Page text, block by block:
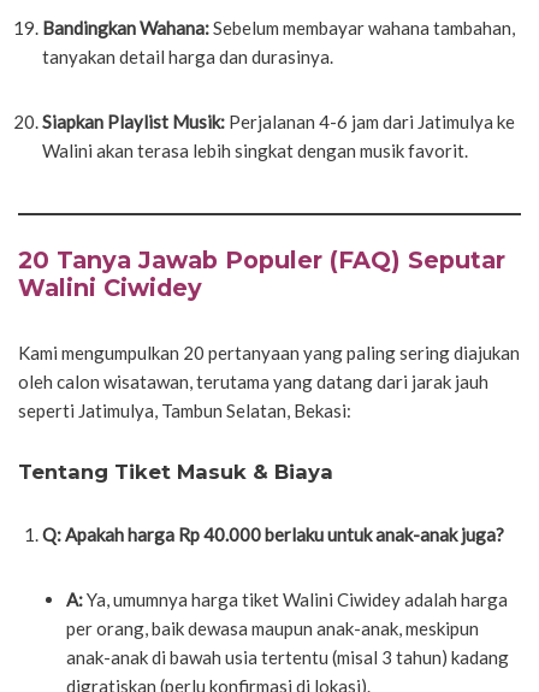
Bandingkan Wahana:Sebelum membayar wahana tambahan,
tanyakan detail harga dan durasinya.
Siapkan Playlist Musik: Perjalanan 4-6 jam dari Jatimulya ke
Walini akan terasa lebih singkat dengan musik favorit.
20 Tanya Jawab Populer (FAQ) Seputar
Walini Ciwidey
Kami mengumpulkan 20 pertanyaan yang paling sering diajukan
oleh calon wisatawan, terutama yang datang dari jarak jauh
seperti Jatimulya, Tambun Selatan, Bekasi:
Tentang Tiket Masuk & Biaya
Q: Apakah harga Rp 40.000 berlaku untuk anak-anak juga?
A:Ya, umumnya harga tiket Walini Ciwidey adalah harga
per orang, baik dewasa maupun anak-anak, meskipun
anak-anak di bawah usia tertentu (misal 3 tahun) kadang
digratiskan (perlu konfirmasi di lokasi).